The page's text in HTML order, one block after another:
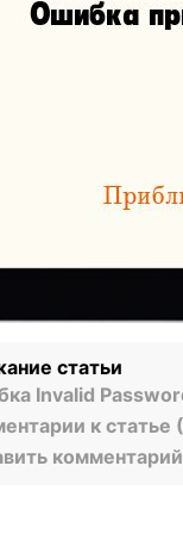
статьи
Invalid
к статье
комментарий